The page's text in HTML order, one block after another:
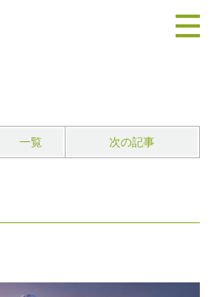
一覧 次の記事